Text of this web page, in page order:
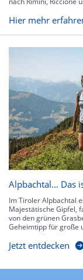
Hier mehr
Alpbachtal… Das
Im Tiroler Alpbachtal
Majestätische Gipfel,
von den grünen
Geheimtipp für große
Jetzt entdecken